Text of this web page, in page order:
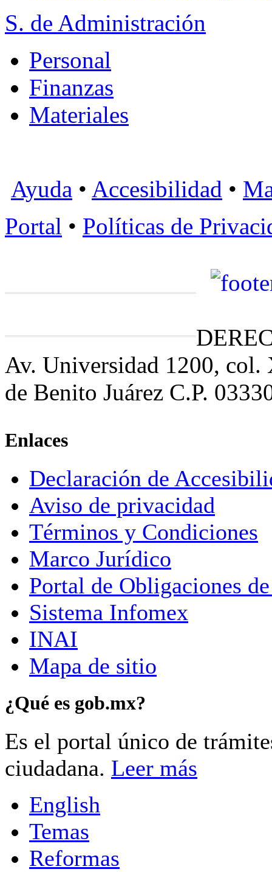
S. de Administración
Personal
Finanzas
Materiales
Ayuda • Accesibilidad •
Portal • Políticas de
Av. Universidad 1200,
de Benito Juárez C.P.
Enlaces
Declaración de
Aviso de privacidad
Términos y Condiciones
Marco Jurídico
Portal de Obligaciones
Sistema Infomex
INAI
Mapa de sitio
¿Qué es gob.mx?
Es el portal único de
ciudadana. Leer más
English
Temas
Reformas